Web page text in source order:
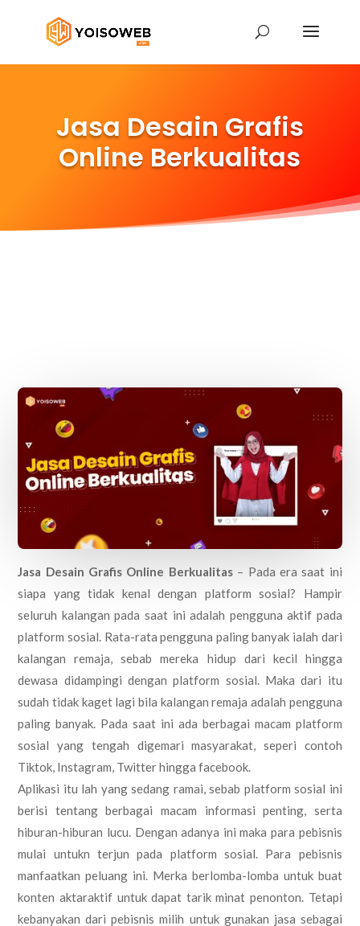
Jasa Desain Grafis
Online Berkualitas
Jasa Desain Grafis Online Berkualitas– Pada era saat ini
siapa yang tidak kenal dengan platform sosial? Hampir
seluruh kalangan pada saat ini adalah pengguna aktif pada
platform sosial. Rata-rata pengguna paling banyak ialah dari
kalangan remaja, sebab mereka hidup dari kecil hingga
dewasa didampingi dengan platform sosial. Maka dari itu
sudah tidak kaget lagi bila kalangan remaja adalah pengguna
paling banyak. Pada saat ini ada berbagai macam platform
sosial yang tengah digemari masyarakat, seperi contoh
Tiktok, Instagram, Twitter hingga facebook.
Aplikasi itu lah yang sedang ramai, sebab platform sosial ini
berisi tentang berbagai macam informasi penting, serta
hiburan-hiburan lucu. Dengan adanya ini maka para pebisnis
mulai untukn terjun pada platform sosial. Para pebisnis
manfaatkan peluang ini. Merka berlomba-lomba untuk buat
konten aktaraktif untuk dapat tarik minat penonton. Tetapi
kebanyakan dari pebisnis milih untuk gunakan jasa sebagai